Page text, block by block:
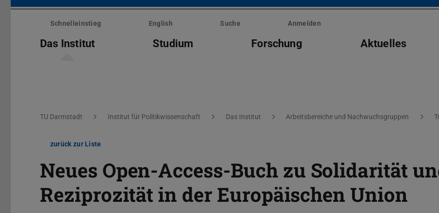
Menü
überspringenSchnelleinstieg English Suche Anmelden
Das Institut Studium Forschung Aktuelles
Sie befinden sich hier:
TU Darmstadt Institut für Politikwissenschaft Das Institut Arbeitsbereiche und Nachwuchsgruppen
zurück zur Liste
Neues Open-Access-Buch zu Solidarität
Reziprozität in der Europäischen Union